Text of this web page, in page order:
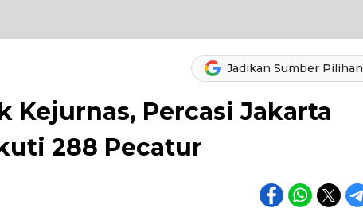
Jadikan Sumber Pilihan
Percasi Jakarta
288 Pecatur